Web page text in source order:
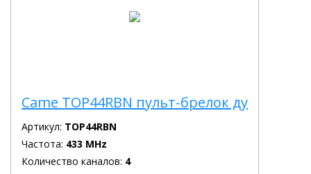
Came TOP44RBN пульт-брелок ду
Артикул: TOP44RBN
Частота: 433 MHz
Количество каналов: 4